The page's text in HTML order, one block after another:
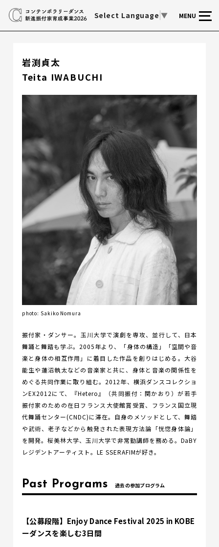
Select Language ▼ MENU
岩渕貞太
Teita IWABUCHI
photo: Sakiko Nomura
振付家・ダンサー。玉川大学で演劇を専攻、並行して、日本
舞踊と舞踏も学ぶ。2005年より、「身体の構造」「空間や音
楽と身体の相互作用」に着目した作品を創りはじめる。大谷
能生や蓮沼執太などの音楽家と共に、身体と音楽の関係性を
めぐる共同作業に取り組む。2012年、横浜ダンスコレクショ
ンEX2012にて、『Hetero』（共同振付：関かおり）が若手
振付家のための在日フランス大使館賞受賞、フランス国立現
代舞踊センター(CNDC)に滞在。自身のメソッドとして、舞踏
や武術、老子などから触発された表現方法論「恍惚身体論」
を開発。桜美林大学、玉川大学で非常勤講師を務める。DaBY
レジデントアーティスト。LE SSERAFIMが好き。
Past Programs 過去の参加プログラム
【公募段階】Enjoy Dance Festival 2025 in KOBE
ーダンスを楽しむ3日間